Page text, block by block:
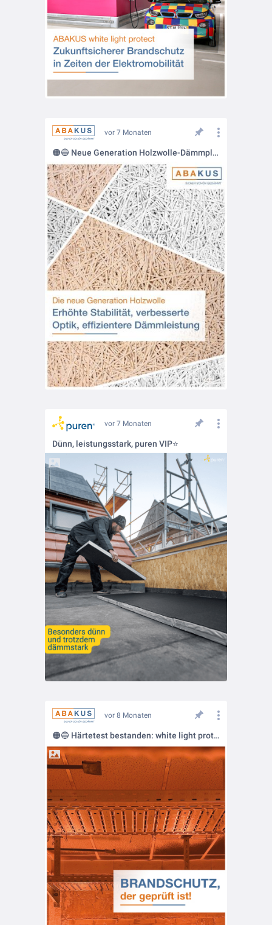
vor 7 Monaten
🟠🔵 Neue Generation Holzwolle-Dämmplatten: ABAKUS setzt neue Maßstäbe
vor 7 Monaten
Dünn, leistungsstark, puren VIP⭐
vor 8 Monaten
🟠🔵 Härtetest bestanden: white light protect überzeugt im Brandversuch